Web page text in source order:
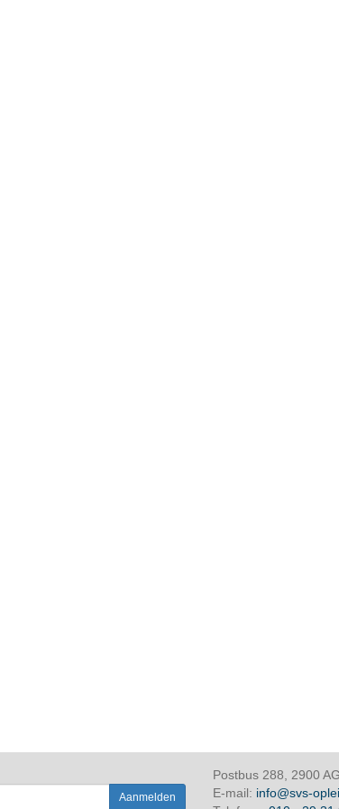
Postbus 288, 2900
E-mail: info@svs-